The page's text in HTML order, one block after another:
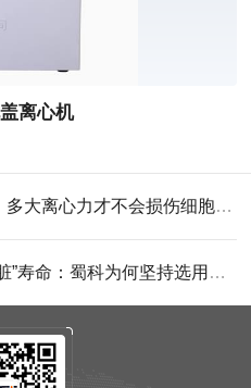
离心机
离心力才不会损伤细胞活性？
：蜀科为何坚持选用国际知名品牌？